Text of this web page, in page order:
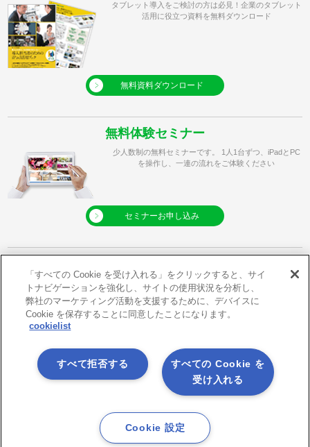
タブレット導入をご検討の方は必見！企業のタブレット
活用に役立つ資料を無料ダウンロード
無料資料ダウンロード
無料体験セミナー
少人数制の無料セミナーです。 1人1台ずつ、iPadとPC
を操作し、一連の流れをご体験ください
セミナーお申し込み
利用規約 プライバシーポリシー
クッキーポリシー メールマガジン登録
アプリダウンロード X
© 2026 Asteria Corporation
「すべての Cookie を受け入れる」をクリックすると、サイ
トナビゲーションを強化し、サイトの使用状況を分析し、
弊社のマーケティング活動を支援するために、デバイスに
Cookie を保存することに同意したことになります。
cookielist
すべての Cookie を
受け入れる
すべて拒否する
Cookie 設定